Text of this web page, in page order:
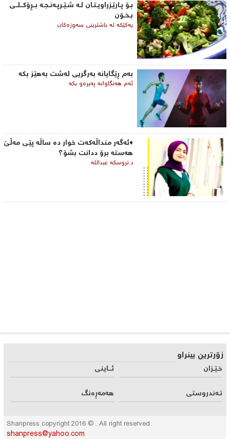
بـۆ پـارێـزراویـتـان لـه‌ شـێـرپـه‌نـجـه‌ بــڕۆكــلــی‌
بـخـۆن
یه‌كێكه‌ له‌ باشترینی‌ سه‌وزه‌كان
به‌م ڕێگایانه‌ به‌رگریی‌ له‌شت به‌هێز بكه‌
ئه‌م هه‌نگاوانه‌ په‌یره‌و بكه‌
♦ئەگەر منداڵەکەت خوار دە ساڵە پێی مەڵێ
هەستە برۆ ددانت بشۆ؟
د.تروسکە عبداللە
زۆرترین بینراو
خـێـزان ئـــاینی
تـه‌ندروستی هه‌مه‌ڕه‌نگ
Shanpress copyright 2016 © . All right reserved
shanpress@yahoo.com